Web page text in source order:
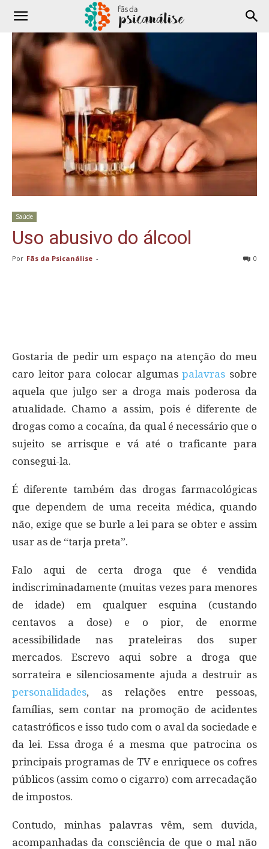
Saúde
Uso abusivo do álcool
Por Fãs da Psicanálise - 0
Gostaria de pedir um espaço na atenção do meu
caro leitor para colocar algumaspalavras sobre
aquela que julgo ser a droga mais poderosa da
atualidade. Chamo a assim, pois é diferente de
drogas como a cocaína, da qual é necessário que o
sujeito se arrisque e vá até o traficante para
consegui-la.
É diferente também das drogas farmacológicas
que dependem de uma receita médica, quando
não, exige que se burle a lei para se obter e assim
usar as de “tarja preta”.
Falo aqui de certa droga que é vendida
indiscriminadamente (muitas vezes para menores
de idade) em qualquer esquina (custando
centavos a dose) e o pior, de enorme
acessibilidade nas prateleiras dos super
mercados. Escrevo aqui sobre a droga que
sorrateira e silenciosamente ajuda a destruir as
personalidades, as relações entre pessoas,
famílias, sem contar na promoção de acidentes
catastróficos e isso tudo com o aval da sociedade e
da lei. Essa droga é a mesma que patrocina os
principais programas de TV e enriquece os cofres
públicos (assim como o cigarro) com arrecadação
de impostos.
Contudo, minhas palavras vêm, sem duvida,
acompanhadas da consciência de que o mal não